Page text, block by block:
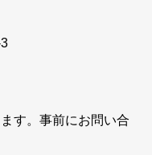
す。事前にお問い合